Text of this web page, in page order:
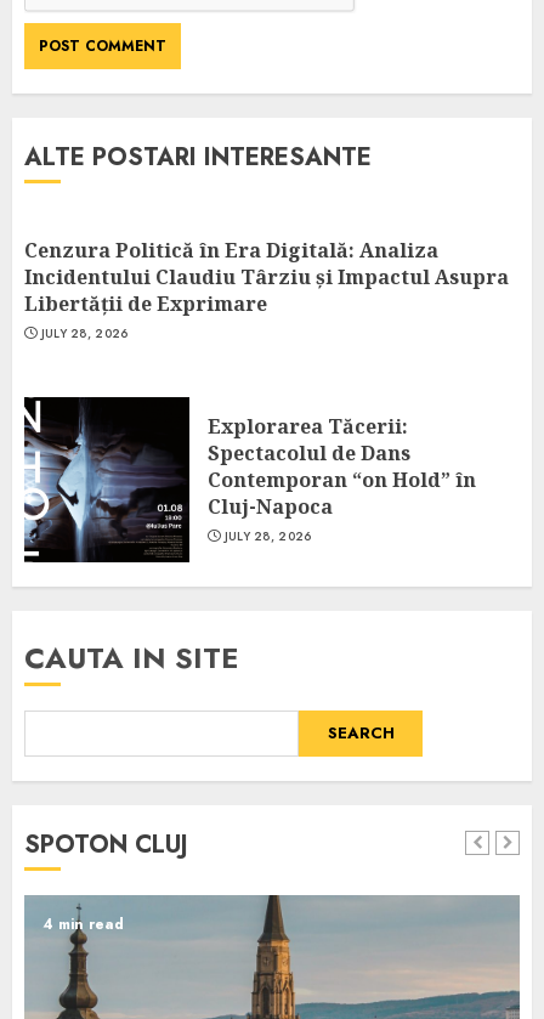
ALTE POSTARI INTERESANTE
Cenzura Politică în Era Digitală: Analiza
Incidentului Claudiu Târziu și Impactul Asupra
Libertății de Exprimare
JULY 28, 2026
Explorarea Tăcerii:
Spectacolul de Dans
Contemporan “on Hold” în
Cluj-Napoca
JULY 28, 2026
CAUTA IN SITE
SEARCH
SPOTON CLUJ
4 min read